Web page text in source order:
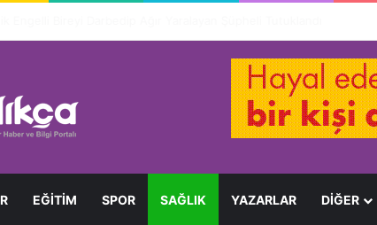
EĞITIM SPOR SAĞLIK YAZARLAR DİĞER